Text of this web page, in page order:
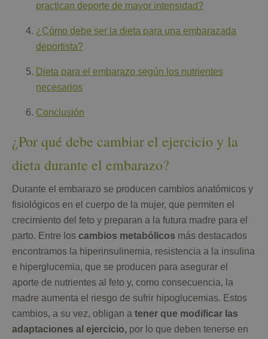
practican deporte de mayor intensidad?
¿Cómo debe ser la dieta para una embarazada
deportista?
Dieta para el embarazo según los nutrientes
necesarios
Conclusión
¿Por qué debe cambiar el ejercicio y la
dieta durante el embarazo?
Durante el embarazo se producen cambios anatómicos y
fisiológicos en el cuerpo de la mujer, que permiten el
crecimiento del feto y preparan a la futura madre para el
parto. Entre los cambios metabólicos más destacados
encontramos la hiperinsulinemia, resistencia a la insulina
e hiperglucemia, que se producen para asegurar el
aporte de nutrientes al feto y, como consecuencia, la
madre aumenta el riesgo de sufrir hipoglucemias. Estos
cambios, a su vez, obligan a tener que modificar las
adaptaciones al ejercicio, por lo que deben tenerse en